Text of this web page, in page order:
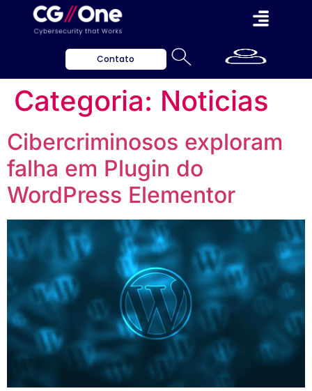
Contato
Categoria: Noticias
Cibercriminosos exploram
falha em Plugin do
WordPress Elementor